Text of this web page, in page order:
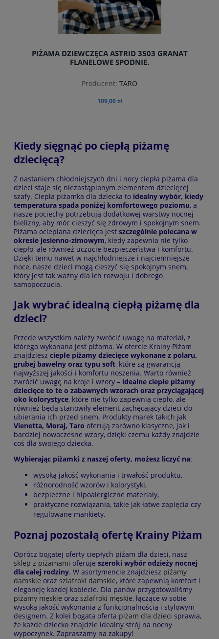
PIŻAMA DZIEWCZĘCA ASTRID 3503 GRANAT
FLANELOWE SPODNIE.
Producent: TARO
109,00 zł
Kiedy sięgnąć po ciepłą piżamę
dziecięcą?
Z nastaniem chłodniejszych dni i nocy ciepła piżama dla
dzieci staje się niezastąpionym elementem dziecięcej
szafy. Ciepła piżamka dla dziecka to idealny wybór, kiedy
temperatura spada poniżej komfortowego poziomu, a
nasze pociechy potrzebują dodatkowej warstwy nocnej
bielizny, aby móc cieszyć się zdrowym i spokojnym snem.
Piżama ocieplana dziecięca jest szczególnie polecana w
okresie jesienno-zimowym, kiedy zapewnia nie tylko
ciepło, ale również uczucie bezpieczeństwa i komfortu.
Dzięki temu nawet w najchłodniejsze i najciemniejsze
noce, nasze dzieci mogą cieszyć się spokojnym snem,
który jest tak ważny dla ich rozwoju i dobrego
samopoczucia.
Jak wybrać idealną ciepłą piżamę dla
dzieci?
Przede wszystkim należy zwrócić uwagę na materiał, z
którego wykonana jest piżama. W ofercie Krainy Piżam
znajdziesz ciepłe piżamy dziecięce wykonane z polaru,
grubej bawełny oraz typu soft, które są gwarancją
najwyższej jakości i komfortu noszenia. Warto również
zwrócić uwagę na kroje i wzory – idealne ciepłe piżamy
dziecięce to te o zabawnych wzorach oraz przyciągającej
oko kolorystyce, które nie tylko zapewnią ciepło, ale
również będą stanowiły element zachęcający dzieci do
ubierania ich przed snem. Produkty marek takich jak
Vienetta, Moraj, Taro oferują zarówno klasyczne, jak i
bardziej nowoczesne wzory, dzięki czemu każdy znajdzie
coś dla swojego dziecka.
Wybierając piżamki z naszej oferty, możesz liczyć na:
wysoką jakość wykonania i trwałość produktu,
różnorodność wzorów i kolorystyki,
bezpieczne i hipoalergiczne materiały,
praktyczne rozwiązania, takie jak łatwe zapięcia czy
regulowane mankiety.
Poznaj pozostałą ofertę Krainy Piżam
Oprócz bogatej oferty ciepłych piżam dla dzieci, nasz
sklep z piżamami oferuje szeroki wybór odzieży nocnej
dla całej rodziny. W asortymencie znajdziesz piżamy
damskie oraz szlafroki damskie, które zapewnią komfort i
elegancję każdej kobiecie. Dla panów przygotowaliśmy
piżamy męskie oraz szlafroki męskie, łączące w sobie
wysoką jakość wykonania z funkcjonalnością i stylowym
designem. Z kolei bogata oferta piżam dla dzieci sprawia,
że każde dziecko znajdzie idealny strój na nocny
wypoczynek. Zapraszamy na zakupy!